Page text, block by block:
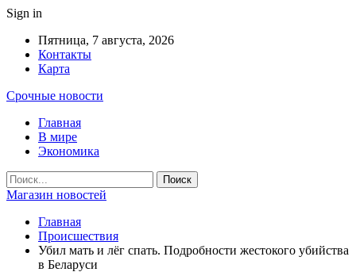
Sign in
Пятница, 7 августа, 2026
Контакты
Карта
Срочные новости
Главная
В мире
Экономика
Магазин новостей
Главная
Происшествия
Убил мать и лёг спать. Подробности жестокого убийства
в Беларуси